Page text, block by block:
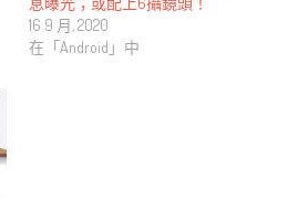
16 9 月, 2020
在「Android」中